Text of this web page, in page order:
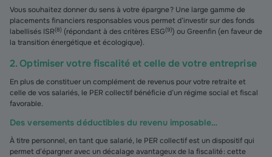
Vous souhaitez donner du sens à votre épargne ? Une large gamme de
placements financiers responsables vous permet d’investir sur des fonds
labellisés ISR(8) (répondant à des critères ESG(9)) ou Greenfin (en faveur de
la transition énergétique et écologique).
2. Optimiser votre fiscalité et celle de votre entreprise
En plus de constituer un complément de revenus pour votre retraite et
celle de vos salariés, le PER collectif bénéficie d’un régime social et fiscal
favorable.
Des versements déductibles du revenu imposable…
À titre personnel, en tant que salarié, le PER collectif est un dispositif qui
permet d’épargner avec un décalage avantageux de la fiscalité : cette